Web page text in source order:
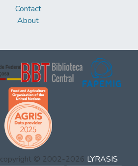
Contact
About
copyright © 2002-2026 LYRASIS